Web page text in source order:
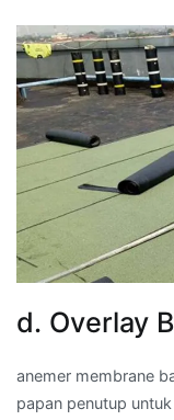
d. Overlay
anemer membrane
papan penutup